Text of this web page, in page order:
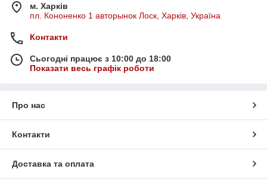
м. Харків
пл. Кононенко 1 авторынок Лоск, Харків, Україна
Контакти
Сьогодні працює з 10:00 до 18:00
Показати весь графік роботи
Про нас
Контакти
Доставка та оплата